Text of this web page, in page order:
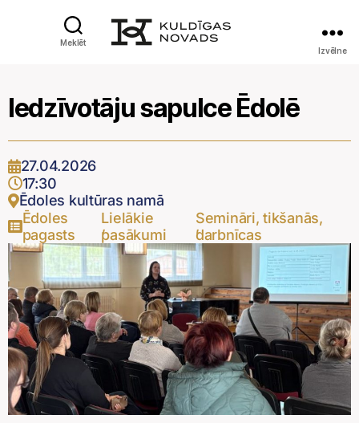
Meklēt
Izvēlne
Iedzīvotāju sapulce Ēdolē
27.04.2026
17:30
Ēdoles kultūras namā
Ēdoles
pagasts
,
Lielākie
pasākumi
,Semināri, tikšanās,
darbnīcas